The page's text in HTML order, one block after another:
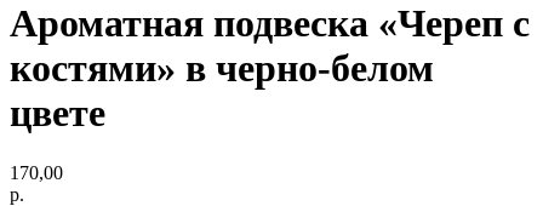
Ароматная подвеска «Череп с
костями» в черно-белом
цвете
170,00
р.